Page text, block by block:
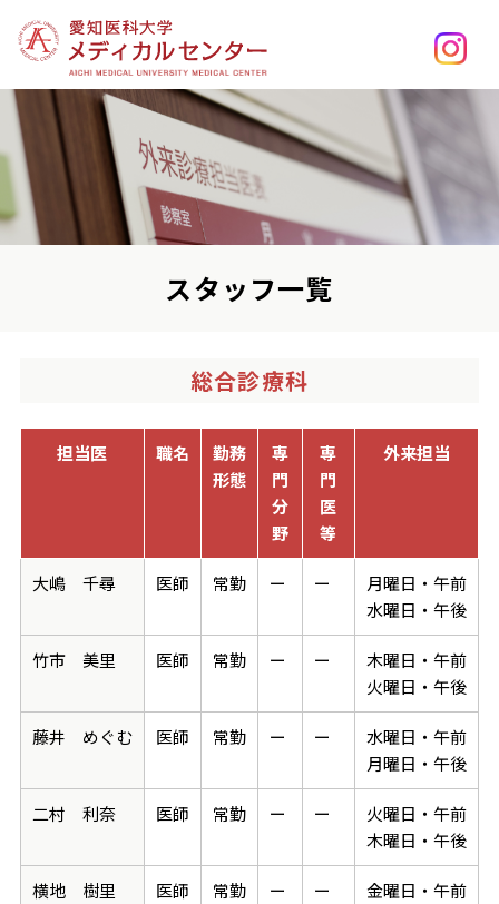
スタッフ一覧
総合診療科
担当医 職名
勤務
形態
専
門
分
野
専
門
医
等
外来担当
大嶋 千尋 医師 常勤 ー ー
月曜日・午前
水曜日・午後
竹市 美里 医師 常勤 ー ー
木曜日・午前
火曜日・午後
藤井 めぐむ 医師 常勤 ー ー
水曜日・午前
月曜日・午後
二村 利奈 医師 常勤 ー ー
火曜日・午前
木曜日・午後
横地 樹里 医師 常勤 ー ー
金曜日・午前